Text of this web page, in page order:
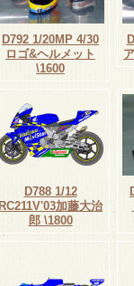
D792 1/20MP 4/30
ロゴ&ヘルメット
\1600
D788 1/12
RC211V'03加藤大治
郎 \1800